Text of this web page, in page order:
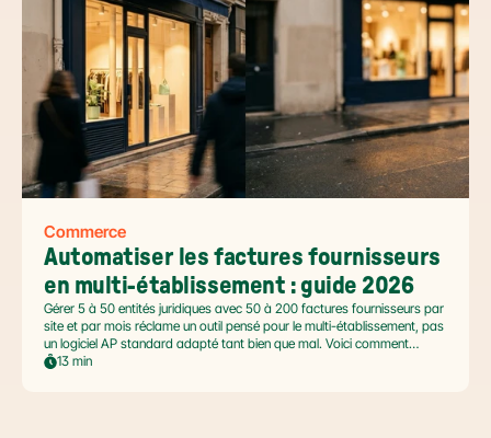
Commerce
Automatiser les factures fournisseurs
en multi-établissement : guide 2026
Gérer 5 à 50 entités juridiques avec 50 à 200 factures fournisseurs par
site et par mois réclame un outil pensé pour le multi-établissement, pas
un logiciel AP standard adapté tant bien que mal. Voici comment
automatiser sans casser la gouvernance locale, capturer le levier BFR
13 min